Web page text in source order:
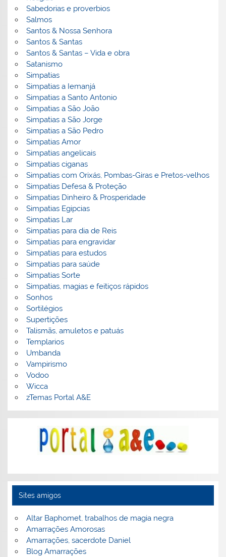
Sabedorias e proverbios
Salmos
Santos & Nossa Senhora
Santos & Santas
Santos & Santas – Vida e obra
Satanismo
Simpatias
Simpatias a Iemanjá
Simpatias a Santo Antonio
Simpatias a São João
Simpatias a São Jorge
Simpatias a São Pedro
Simpatias Amor
Simpatias angelicais
Simpatias ciganas
Simpatias com Orixás, Pombas-Giras e Pretos-velhos
Simpatias Defesa & Proteção
Simpatias Dinheiro & Prosperidade
Simpatias Egipcias
Simpatias Lar
Simpatias para dia de Reis
Simpatias para engravidar
Simpatias para estudos
Simpatias para saúde
Simpatias Sorte
Simpatias, magias e feitiços rápidos
Sonhos
Sortilégios
Supertições
Talismãs, amuletos e patuás
Templarios
Umbanda
Vampirismo
Vodoo
Wicca
zTemas Portal A&E
Sites amigos
Altar Baphomet, trabalhos de magia negra
Amarrações Amorosas
Amarrações, sacerdote Daniel
Blog Amarrações